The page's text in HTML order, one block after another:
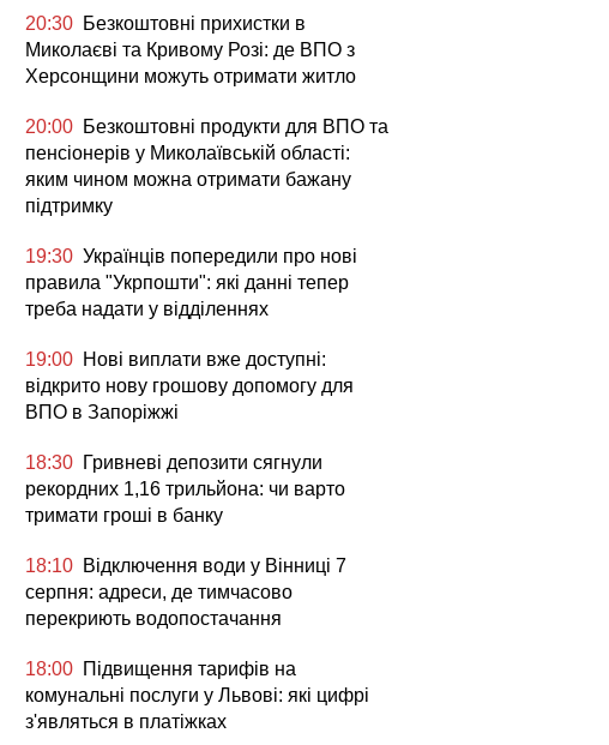
20:30 Безкоштовні прихистки в
Миколаєві та Кривому Розі: де ВПО з
Херсонщини можуть отримати житло
20:00 Безкоштовні продукти для ВПО та
пенсіонерів у Миколаївській області:
яким чином можна отримати бажану
підтримку
19:30 Українців попередили про нові
правила "Укрпошти": які данні тепер
треба надати у відділеннях
19:00 Нові виплати вже доступні:
відкрито нову грошову допомогу для
ВПО в Запоріжжі
18:30 Гривневі депозити сягнули
рекордних 1,16 трильйона: чи варто
тримати гроші в банку
18:10 Відключення води у Вінниці 7
серпня: адреси, де тимчасово
перекриють водопостачання
18:00 Підвищення тарифів на
комунальні послуги у Львові: які цифрі
з'являться в платіжках